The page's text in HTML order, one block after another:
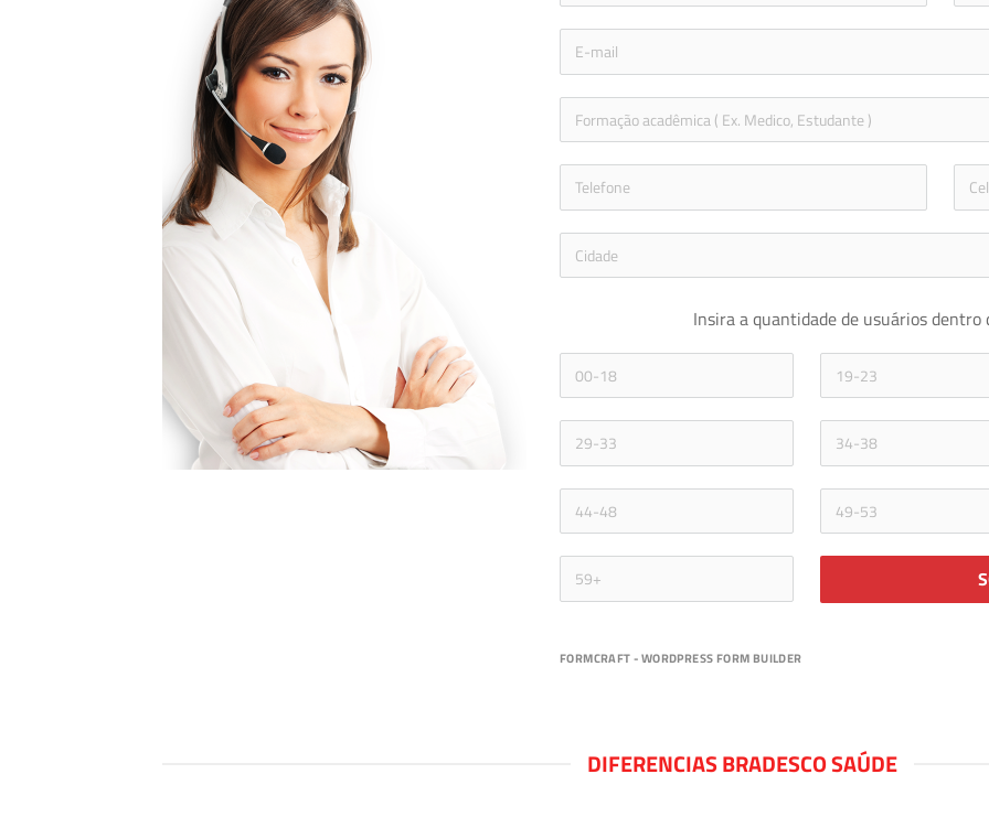
icon-
Insira a quantidade de usuários dentro
FORMCRAFT - WORDPRESS FORM BUILDER
DIFERENCIAS BRADESCO SAÚDE